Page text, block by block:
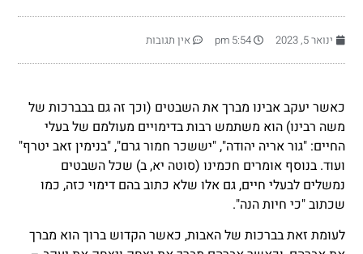
ינואר 5, 2023 5:54 pm אין תגובות
כאשר יעקב אבינו מברך את השבטים (וכך זה גם בבברכות של
משה רבינו) הוא משתמש רבות בדימויים מעולמם של בעלי
החיים: "גור אריה יהודה", "יששכר חמור גרם", "בנימין זאב יטרף"
ועוד. בנוסף אומרים חכמינו (סוטה יא, ב) שכל השבטים
נמשלים לבעלי חיים, גם אלו שלא כתוב בהם דימוי כזה, כמו
שכתוב "כי חיות הנה".
לעומת זאת בברכות של האבות, כאשר הקדוש ברוך הוא מברך